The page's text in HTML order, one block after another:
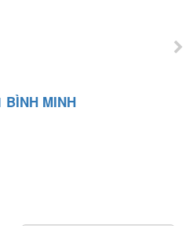
BÌNH MINH